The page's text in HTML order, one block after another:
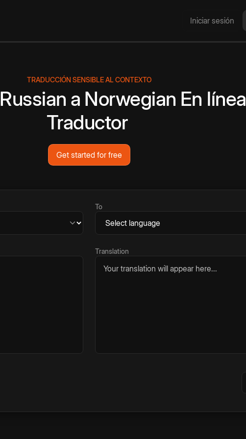
Iniciar sesión
TRADUCCIÓN SENSIBLE AL CONTEXTO
Russian a Norwegian En línea
Traductor
Get started for free
To
Translation
Your translation will appear here...